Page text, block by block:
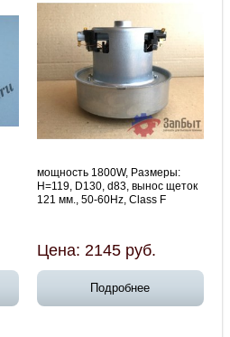
мощность 1800W, Размеры:
H=119, D130, d83, вынос щеток
121 мм., 50-60Hz, Class F
Цена: 2145 руб.
Подробнее